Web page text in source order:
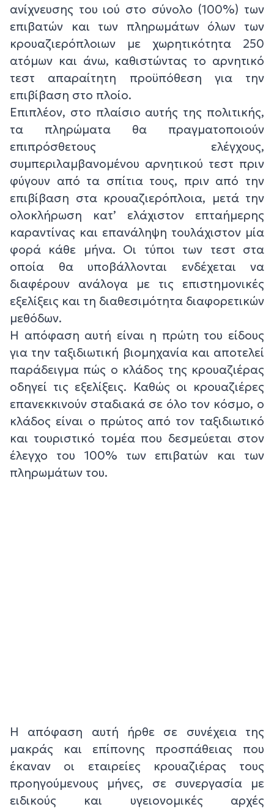
ανίχνευσης του ιού στο σύνολο (100%) των
επιβατών και των πληρωμάτων όλων των
κρουαζιερόπλοιων με χωρητικότητα 250
ατόμων και άνω, καθιστώντας το αρνητικό
τεστ απαραίτητη προϋπόθεση για την
επιβίβαση στο πλοίο.
Επιπλέον, στο πλαίσιο αυτής της πολιτικής,
τα πληρώματα θα πραγματοποιούν
επιπρόσθετους ελέγχους,
συμπεριλαμβανομένου αρνητικού τεστ πριν
φύγουν από τα σπίτια τους, πριν από την
επιβίβαση στα κρουαζιερόπλοια, μετά την
ολοκλήρωση κατ’ ελάχιστον επταήμερης
καραντίνας και επανάληψη τουλάχιστον μία
φορά κάθε μήνα. Οι τύποι των τεστ στα
οποία θα υποβάλλονται ενδέχεται να
διαφέρουν ανάλογα με τις επιστημονικές
εξελίξεις και τη διαθεσιμότητα διαφορετικών
μεθόδων.
Η απόφαση αυτή είναι η πρώτη του είδους
για την ταξιδιωτική βιομηχανία και αποτελεί
παράδειγμα πώς ο κλάδος της κρουαζιέρας
οδηγεί τις εξελίξεις. Καθώς οι κρουαζιέρες
επανεκκινούν σταδιακά σε όλο τον κόσμο, ο
κλάδος είναι ο πρώτος από τον ταξιδιωτικό
και τουριστικό τομέα που δεσμεύεται στον
έλεγχο του 100% των επιβατών και των
πληρωμάτων του.
Η απόφαση αυτή ήρθε σε συνέχεια της
μακράς και επίπονης προσπάθειας που
έκαναν οι εταιρείες κρουαζιέρας τους
προηγούμενους μήνες, σε συνεργασία με
ειδικούς και υγειονομικές αρχές